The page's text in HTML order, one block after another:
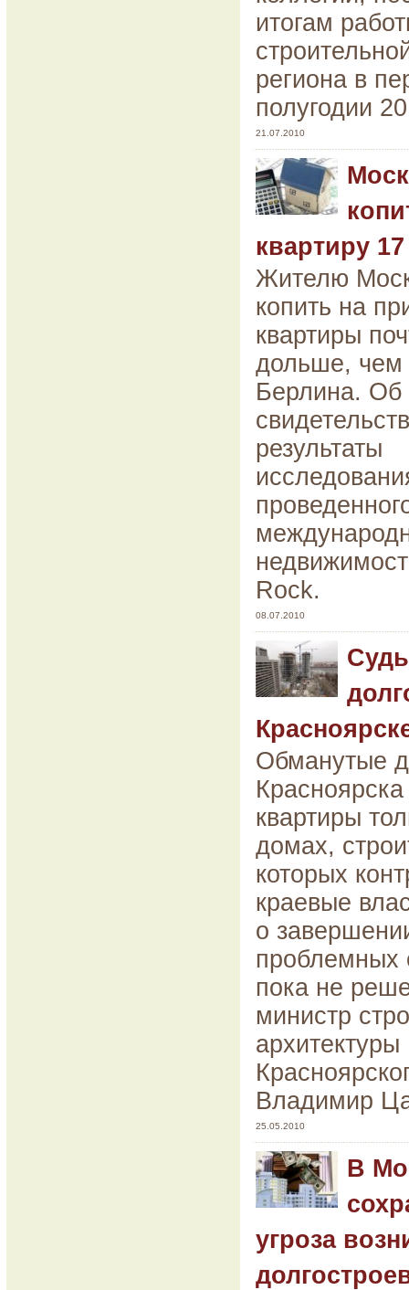
итогам
региона в
полугодии
21.07.2010
квартиру
Жителю
копить на
квартиры
дольше, чем
Берлина. Об
результаты
Rock.
08.07.2010
Обманутые
квартиры
домах,
которых
краевые
о
проблемных
пока не
министр
архитектуры
Владимир
25.05.2010
В
угроза